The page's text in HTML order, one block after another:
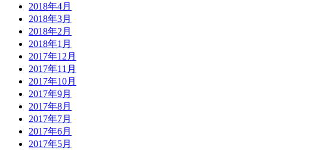
2018年4月
2018年3月
2018年2月
2018年1月
2017年12月
2017年11月
2017年10月
2017年9月
2017年8月
2017年7月
2017年6月
2017年5月